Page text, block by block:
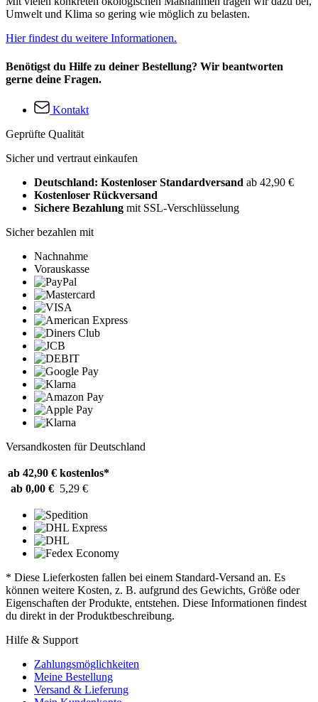
Umwelt und Klima so gering wie möglich zu belasten.
Hier findest du weitere Informationen.
Benötigst du Hilfe zu deiner Bestellung? Wir beantworten
gerne deine Fragen.
Kontakt
Geprüfte Qualität
Sicher und vertraut einkaufen
Deutschland: Kostenloser Standardversand ab 42,90 €
Kostenloser Rückversand
Sichere Bezahlung mit SSL-Verschlüsselung
Sicher bezahlen mit
Nachnahme
Vorauskasse
Versandkosten für Deutschland
ab 42,90 € kostenlos*
ab 0,00 € 5,29 €
* Diese Lieferkosten fallen bei einem Standard-Versand an. Es
können weitere Kosten, z. B. aufgrund des Gewichts, Größe oder
Eigenschaften der Produkte, entstehen. Diese Informationen findest
du direkt in der Produktbeschreibung.
Hilfe & Support
Zahlungsmöglichkeiten
Meine Bestellung
Versand & Lieferung